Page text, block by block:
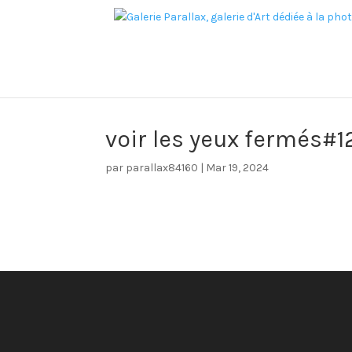
voir les yeux
par parallax84160 | Mar 19, 2024